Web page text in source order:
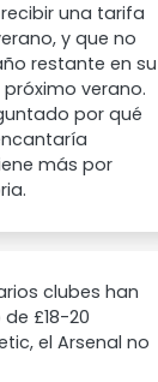
una tarifa
y que no
restante en su
verano.
por qué
más por
clubes han
£18-20
el Arsenal no